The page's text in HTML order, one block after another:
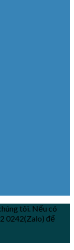
tôi. Nếu có
0242(Zalo) để